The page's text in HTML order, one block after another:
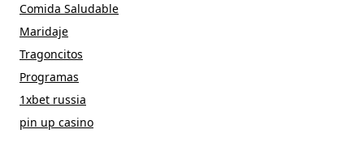
Comida Saludable
Maridaje
Tragoncitos
Programas
1xbet russia
pin up casino